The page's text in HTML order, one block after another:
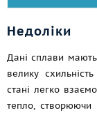
Недоліки
Дані сплави мають
велику
стані легко
тепло, створюючи